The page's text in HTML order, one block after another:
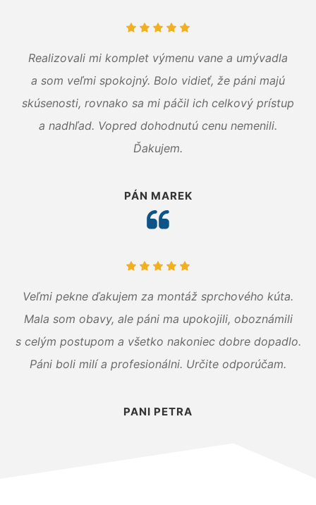
Realizovali mi komplet výmenu vane a umývadla
a som veľmi spokojný. Bolo vidieť, že páni majú
skúsenosti, rovnako sa mi páčil ich celkový prístup
a nadhľad. Vopred dohodnutú cenu nemenili.
Ďakujem.
PÁN MAREK
Veľmi pekne ďakujem za montáž sprchového kúta.
Mala som obavy, ale páni ma upokojili, oboznámili
s celým postupom a všetko nakoniec dobre dopadlo.
Páni boli milí a profesionálni. Určite odporúčam.
PANI PETRA